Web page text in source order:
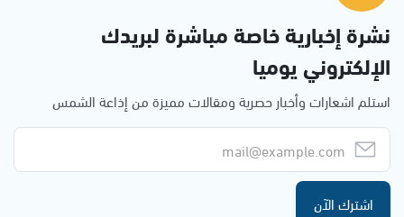
نشرة إخبارية خاصة مباشرة لبريدك
الإلكتروني يوميا
استلم اشعارات وأخبار حصرية ومقالات مميزة من إذاعة الشمس
اشترك الآن